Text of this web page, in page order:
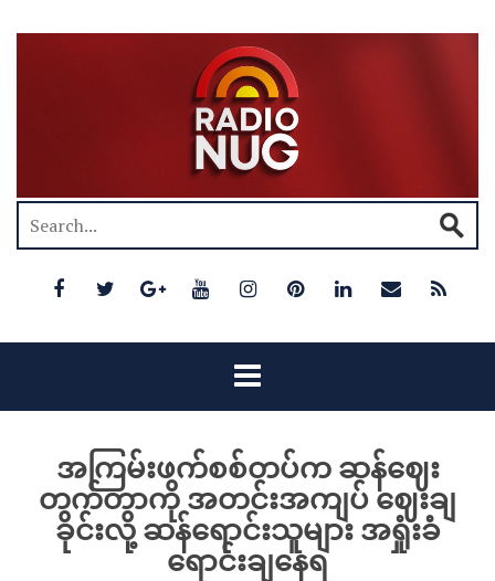
အကြမ်းဖက်စစ်တပ်က ဆန်ဈေး
တက်တာကို အတင်းအကျပ် ဈေးချ
ခိုင်းလို့ ဆန်ရောင်းသူများ အရှုံးခံ
ရောင်းချနေရ